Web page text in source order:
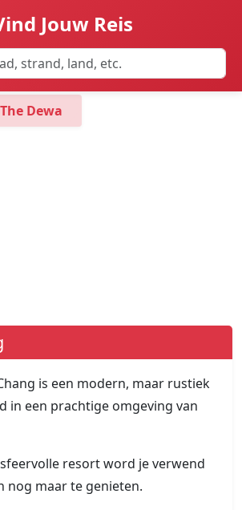
Jouw Reis
The Dewa
is een modern, maar rustiek
in een prachtige omgeving van
resort word je verwend
nog maar te genieten.